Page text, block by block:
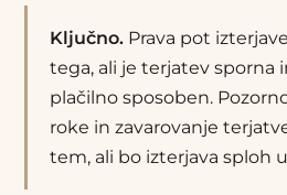
Ključno. Prava pot
tega, ali je terjatev sporna
plačilno sposoben.
roke in zavarovanje
tem, ali bo izterjava sploh